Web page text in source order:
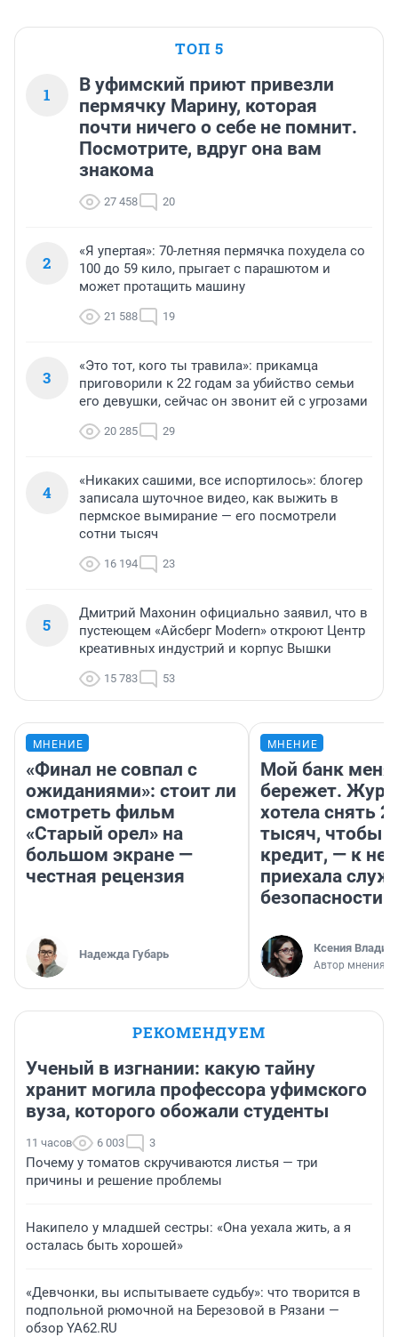
ТОП 5
1
В уфимский приют привезли
пермячку Марину, которая
почти ничего о себе не помнит.
Посмотрите, вдруг она вам
знакома
27 458 20
2
«Я упертая»: 70-летняя пермячка похудела со
100 до 59 кило, прыгает с парашютом и
может протащить машину
21 588 19
3
«Это тот, кого ты травила»: прикамца
приговорили к 22 годам за убийство семьи
его девушки, сейчас он звонит ей с угрозами
20 285 29
4
«Никаких сашими, все испортилось»: блогер
записала шуточное видео, как выжить в
пермское вымирание — его посмотрели
сотни тысяч
16 194 23
5
Дмитрий Махонин официально заявил, что в
пустеющем «Айсберг Modern» откроют Центр
креативных индустрий и корпус Вышки
15 783 53
МНЕНИЕ
«Финал не совпал с
ожиданиями»: стоит ли
смотреть фильм
«Старый орел» на
большом экране —
честная рецензия
Надежда Губарь
МНЕНИЕ
Мой банк меня
бережет.
хотела снять
тысяч, чтобы
кредит, — к
приехала
безопасности
Ксения
Автор мнения
РЕКОМЕНДУЕМ
Ученый в изгнании: какую тайну
хранит могила профессора уфимского
вуза, которого обожали студенты
11 часов 6 003 3
Почему у томатов скручиваются листья — три
причины и решение проблемы
Накипело у младшей сестры: «Она уехала жить, а я
осталась быть хорошей»
«Девчонки, вы испытываете судьбу»: что творится в
подпольной рюмочной на Березовой в Рязани —
обзор YA62.RU